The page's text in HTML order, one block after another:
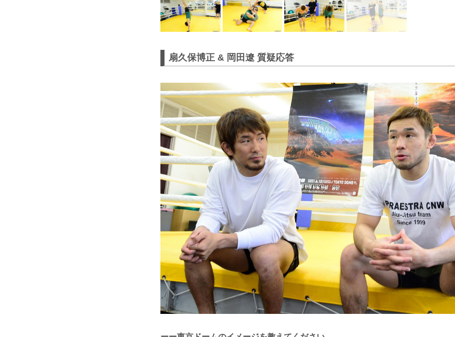
扇久保博正 & 岡田遼 質疑応答